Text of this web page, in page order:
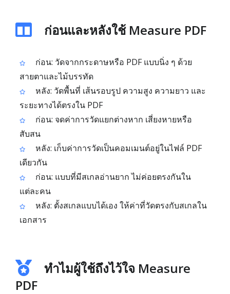
ก่อนและหลังใช้ Measure PDF
ก่อน: วัดจากกระดาษหรือ PDF แบบนิ่ง ๆ ด้วย
สายตาและไม้บรรทัด
หลัง: วัดพื้นที่ เส้นรอบรูป ความสูง ความยาว และ
ระยะทางได้ตรงใน PDF
ก่อน: จดค่าการวัดแยกต่างหาก เสี่ยงหายหรือ
สับสน
หลัง: เก็บค่าการวัดเป็นคอมเมนต์อยู่ในไฟล์ PDF
เดียวกัน
ก่อน: แบบที่มีสเกลอ่านยาก ไม่ค่อยตรงกันใน
แต่ละคน
หลัง: ตั้งสเกลแบบได้เอง ให้ค่าที่วัดตรงกับสเกลใน
เอกสาร
ทำไมผู้ใช้ถึงไว้ใจ Measure
PDF